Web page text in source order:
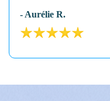
- Aurélie R.